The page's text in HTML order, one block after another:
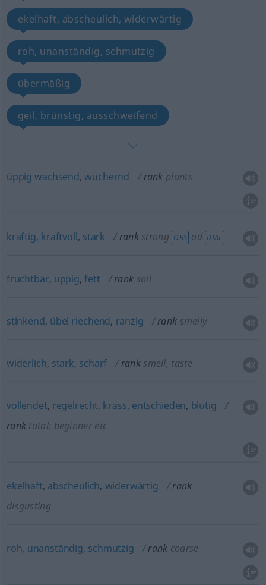
ekelhaft, abscheulich, widerwärtig
roh, unanständig, schmutzig
übermäßig
geil, brünstig, ausschweifend
üppig wachsend,wuchernd rank plants
kräftig, kraftvoll, stark rank strong OBS od DIAL
fruchtbar, üppig,fett rank soil
stinkend, übel riechend, ranzig rank smelly
widerlich, stark, scharf rank smell, taste
vollendet, regelrecht, krass, entschieden, blutig
rank total: beginneretc
ekelhaft, abscheulich, widerwärtig
rank
disgusting
roh, unanständig, schmutzig rank coarse